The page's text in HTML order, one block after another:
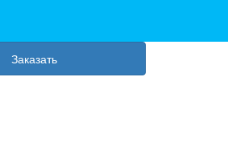
Заказать